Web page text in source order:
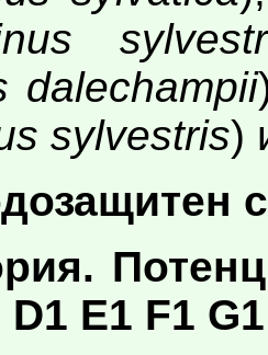
dalechampii
sylvestris)
D1 E1 F1